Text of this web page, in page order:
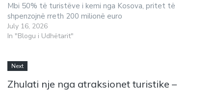
Mbi 50% të turistëve i kemi nga Kosova, pritet të
shpenzojnë rreth 200 milionë euro
July 16, 2026
In "Blogu i Udhëtarit"
Next
Zhulati nje nga atraksionet turistike –